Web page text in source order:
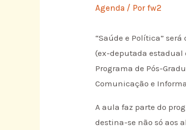
Agenda / Porfw2
“Saúde e Política”
(ex-deputada estadual
Programa de Pós-
Comunicação e
A aula faz parte do
destina-se não só aos